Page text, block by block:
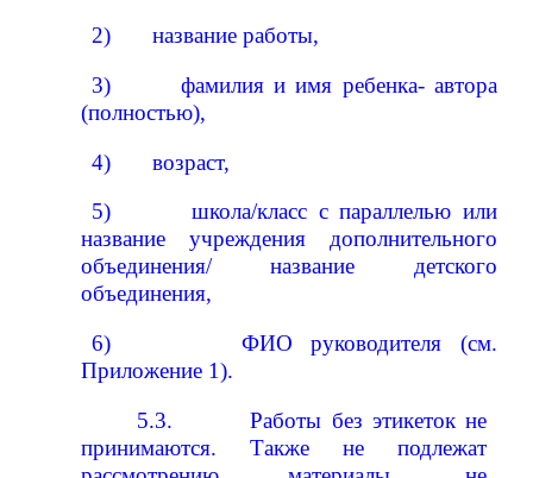
2)
название работы,
3)
фамилия и имя ребенка- автора
(полностью),
4)
возраст,
5)
школа/класс с параллелью или
название учреждения дополнительного
объединения/ название детского
объединения,
6)
ФИО руководителя (см.
Приложение 1).
5.3.
Работы без этикеток не
принимаются. Также не
подлежат